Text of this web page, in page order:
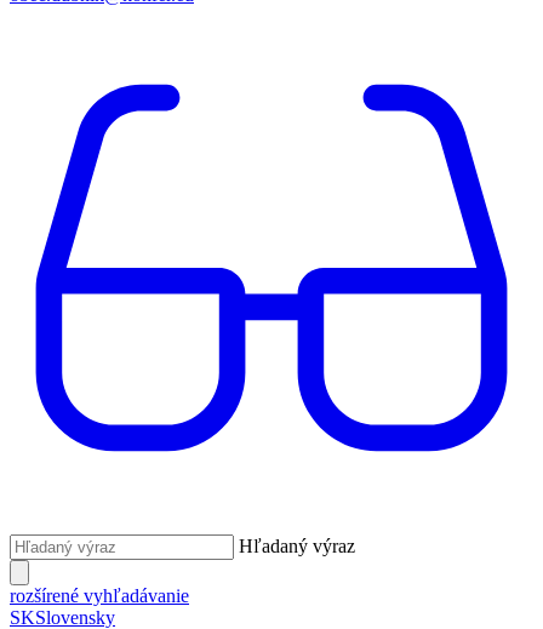
Hľadaný výraz
rozšírené vyhľadávanie
SKSlovensky